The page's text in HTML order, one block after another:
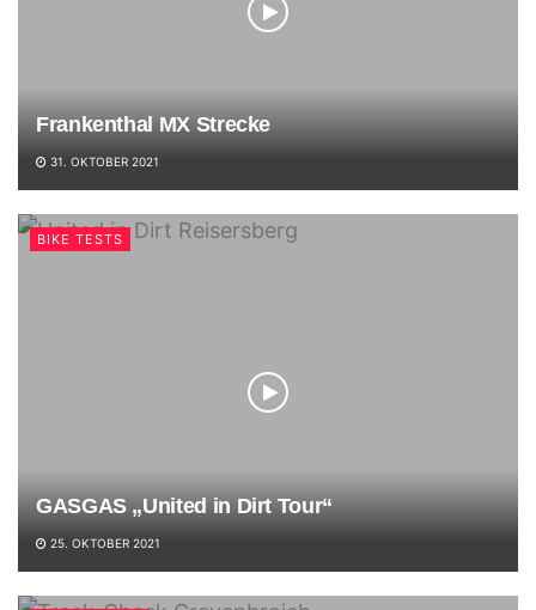
Frankenthal MX Strecke
31. OKTOBER 2021
BIKE TESTS
GASGAS „United in Dirt Tour“
25. OKTOBER 2021